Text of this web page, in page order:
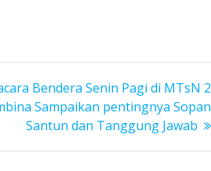
Bendera Senin Pagi di MTsN 2
Sampaikan pentingnya Sopan
Santun dan Tanggung Jawab